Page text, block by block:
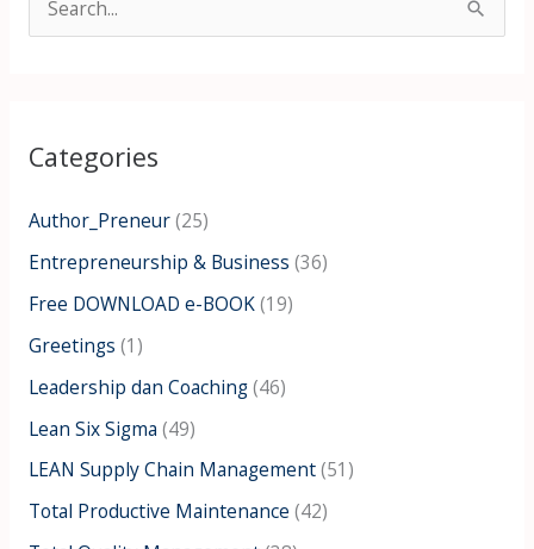
c
f
o
r
:
Categories
Author_Preneur(25)
Entrepreneurship & Business (36)
Free DOWNLOAD e-BOOK(19)
Greetings (1)
Leadership dan Coaching(46)
Lean Six Sigma (49)
LEAN Supply Chain Management(51)
Total Productive Maintenance (42)